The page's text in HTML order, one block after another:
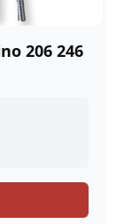
206 246